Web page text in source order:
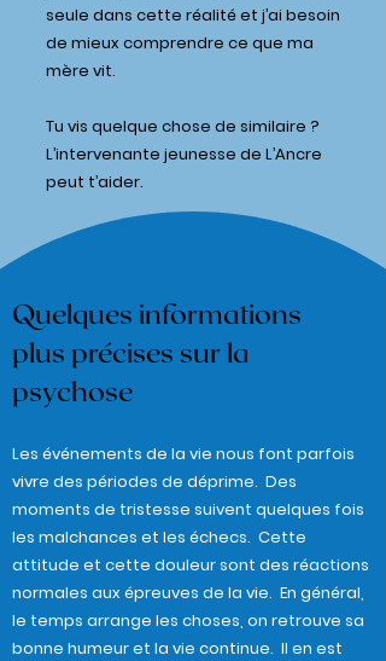
seule dans cette réalité et j’ai besoin
de mieux comprendre ce que ma
mère vit.
Tu vis quelque chose de similaire ?
L’intervenante jeunesse de L’Ancre
peut t’aider.
Quelques informations
plus précises sur la
psychose
Les événements de la vie nous font parfois
vivre des périodes de déprime. Des
moments de tristesse suivent quelques fois
les malchances et les échecs. Cette
attitude et cette douleur sont des réactions
normales aux épreuves de la vie. En général,
le temps arrange les choses, on retrouve sa
bonne humeur et la vie continue. Il en est